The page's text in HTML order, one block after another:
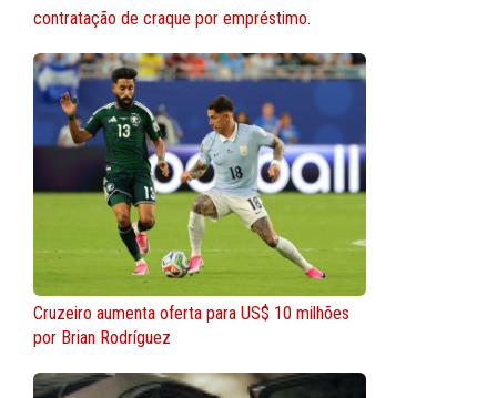
contratação de craque por empréstimo.
Cruzeiro aumenta oferta para US$ 10 milhões
por Brian Rodríguez